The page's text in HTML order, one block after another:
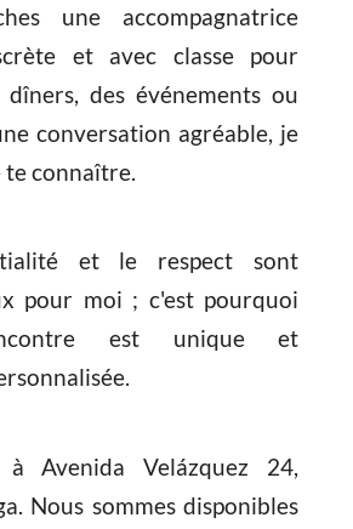
une accompagnatrice
et avec classe pour
des événements ou
conversation agréable, je
connaître.
et le respect sont
pour moi ; c'est pourquoi
est unique et
Avenida Velázquez 24,
Nous sommes disponibles